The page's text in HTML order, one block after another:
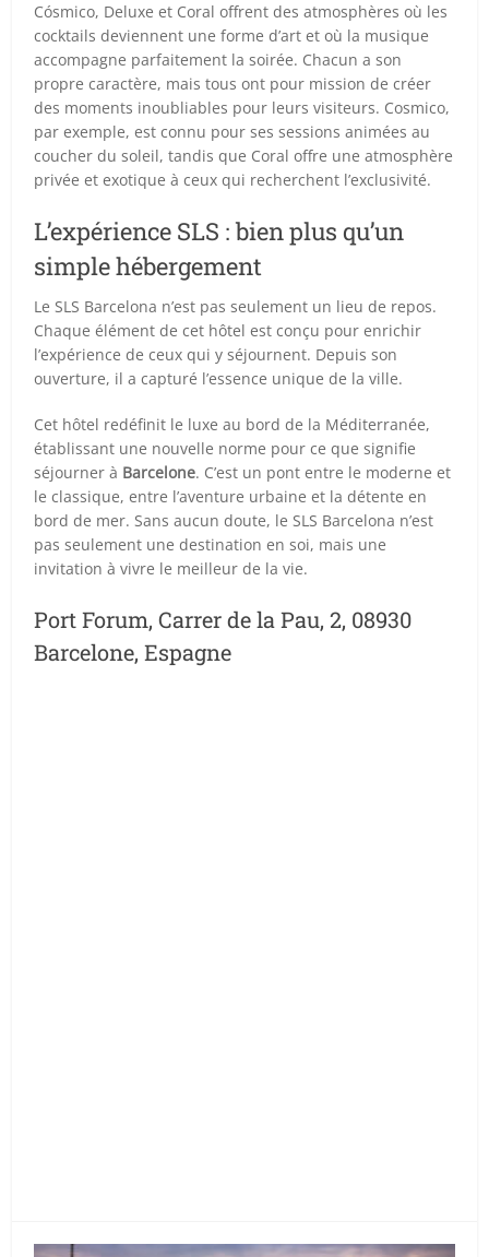
Cósmico, Deluxe et Coral offrent des atmosphères où les
cocktails deviennent une forme d’art et où la musique
accompagne parfaitement la soirée. Chacun a son
propre caractère, mais tous ont pour mission de créer
des moments inoubliables pour leurs visiteurs. Cosmico,
par exemple, est connu pour ses sessions animées au
coucher du soleil, tandis que Coral offre une atmosphère
privée et exotique à ceux qui recherchent l’exclusivité.
L’expérience SLS : bien plus qu’un
simple hébergement
Le SLS Barcelona n’est pas seulement un lieu de repos.
Chaque élément de cet hôtel est conçu pour enrichir
l’expérience de ceux qui y séjournent. Depuis son
ouverture, il a capturé l’essence unique de la ville.
Cet hôtel redéfinit le luxe au bord de la Méditerranée,
établissant une nouvelle norme pour ce que signifie
séjourner à Barcelone. C’est un pont entre le moderne et
le classique, entre l’aventure urbaine et la détente en
bord de mer. Sans aucun doute, le SLS Barcelona n’est
pas seulement une destination en soi, mais une
invitation à vivre le meilleur de la vie.
Port Forum, Carrer de la Pau, 2, 08930
Barcelone, Espagne